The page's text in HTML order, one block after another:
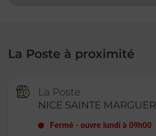
La Poste à proximité
La Poste
NICE SAINTE
Fermé -ouvre lundi à 09h00